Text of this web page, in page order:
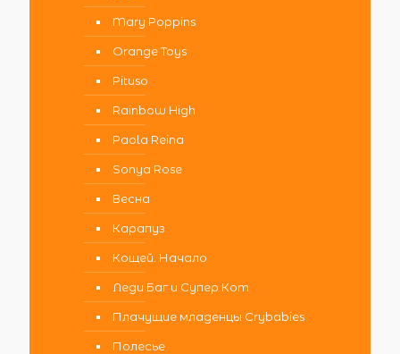
Mary Poppins
Orange Toys
Pituso
Rainbow High
Paola Reina
Sonya Rose
Весна
Карапуз
Кощей. Начало
Леди Баг и Супер Кот
Плачущие младенцы Crybabies
Полесье